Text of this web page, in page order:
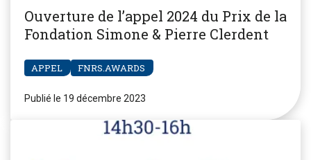
Ouverture de l’appel 2024 du Prix de la
Fondation Simone & Pierre Clerdent
APPEL FNRS.AWARDS
Publié le 19 décembre 2023